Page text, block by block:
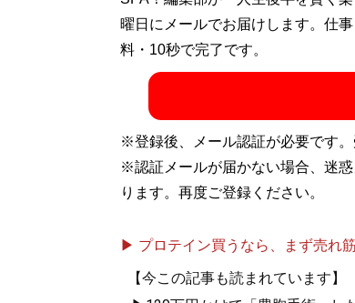
記事一覧へ
曜日にメールでお届けします。仕
料・10秒で完了です。
※登録後、メール認証が必要です
※認証メールが届かない場合、迷
ります。再度ご登録ください。
▶ プロテイン買うなら、まず売れ
【今この記事も読まれています】